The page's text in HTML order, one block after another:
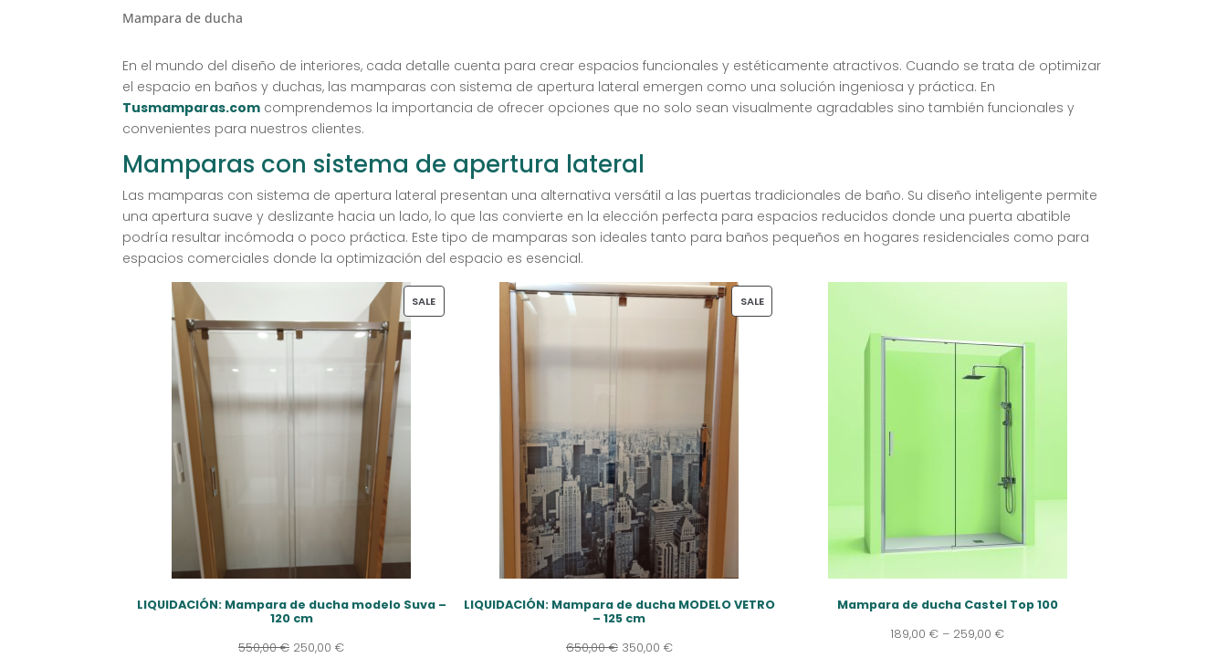
Mampara de ducha
En el mundo del diseño de interiores, cada detalle cuenta para crear espacios funcionales y estéticamente atractivos. Cuando se trata de optimizar
el espacio en baños y duchas, las mamparas con sistema de apertura lateral emergen como una solución ingeniosa y práctica. En
Tusmamparas.com comprendemos la importancia de ofrecer opciones que no solo sean visualmente agradables sino también funcionales y
convenientes para nuestros clientes.
Mamparas con sistema de apertura lateral
Las mamparas con sistema de apertura lateral presentan una alternativa versátil a las puertas tradicionales de baño. Su diseño inteligente permite
una apertura suave y deslizante hacia un lado, lo que las convierte en la elección perfecta para espacios reducidos donde una puerta abatible
podría resultar incómoda o poco práctica. Este tipo de mamparas son ideales tanto para baños pequeños en hogares residenciales como para
espacios comerciales donde la optimización del espacio es esencial.
SALEPRODUCT
LIQUIDACIÓN: Mampara de ducha modelo Suva –
120 cm
550,00€ 250,00 €
SALEPRODUCT
LIQUIDACIÓN: Mampara de ducha MODELO VETRO
– 125 cm
650,00€ 350,00 €
Mampara de ducha Castel Top 100
189,00€ – 259,00€